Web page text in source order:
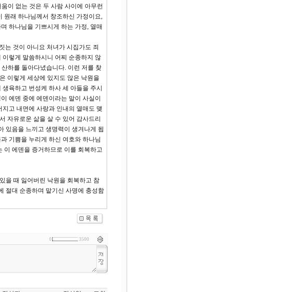
이 없는 것은 두 사람 사이에 아무런
원래 하나님께서 창조하신 가정이요,
하나님을 기쁘시게 하는 가정, 열매
는 것이 아니요 처녀가 시집가도 죄
렇게 말씀하시니 어찌 순종하지 않
하를 돌아다녔습니다. 이런 저를 찾
이렇게 세상에 있지도 않은 낙원을
육하고 번성케 하사 세 아들을 주시
에덴 중에 에덴이라는 말이 사실이
고 내면에 사랑과 인내의 열매도 맺
자유로운 삶을 살 수 있어 감사드리
있음을 느끼고 생명력이 생겨나게 됩
기쁨을 누리게 하신 여호와 하나님
이 에덴을 증거하므로 이를 회복하고
을 때 잃어버린 낙원을 회복하고 참
절대 순종하며 맡기신 사명에 충성함
0 3500